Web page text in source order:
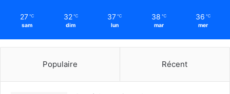
27 ℃
sam
32 ℃
dim
37 ℃
lun
38 ℃
mar
36 ℃
mer
Populaire Récent